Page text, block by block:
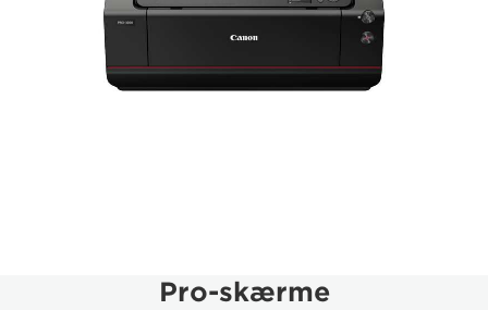
Pro-skærme